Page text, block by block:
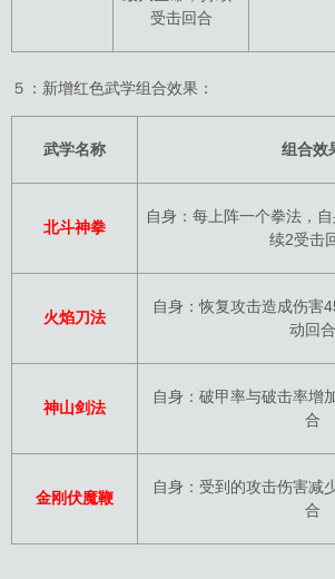
受击回合
５：新增红色武学组合效果：
武学名称 组合效
北斗神拳
自身：每上阵一个拳法，
续2受击
火焰刀法
自身：恢复攻击造成伤害
动回合
神山剑法
自身：破甲率与破击率增
合
金刚伏魔鞭
自身：受到的攻击伤害减
合